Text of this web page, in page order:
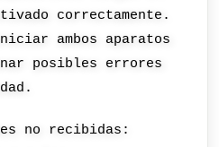
correctamente.
ambos aparatos
posibles errores
no recibidas: